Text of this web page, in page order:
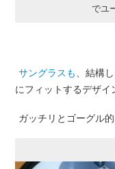
でユ
サングラスも、結構
にフィットするデザイ
ガッチリとゴーグル